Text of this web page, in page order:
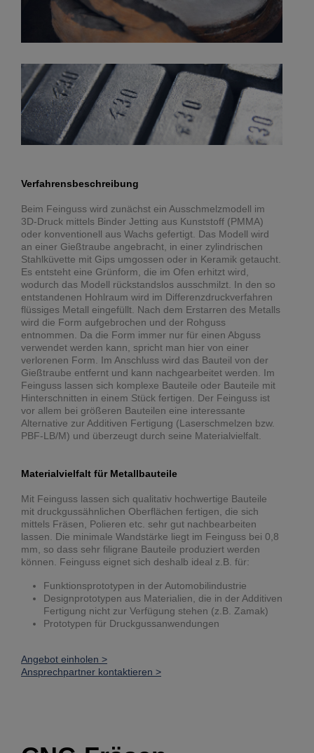
Verfahrensbeschreibung
Beim Feinguss wird zunächst ein Ausschmelzmodell im
3D-Druck mittels Binder Jetting aus Kunststoff (PMMA)
oder konventionell aus Wachs gefertigt. Das Modell wird
an einer Gießtraube angebracht, in einer zylindrischen
Stahlküvette mit Gips umgossen oder in Keramik getaucht.
Es entsteht eine Grünform, die im Ofen erhitzt wird,
wodurch das Modell rückstandslos ausschmilzt. In den so
entstandenen Hohlraum wird im Differenzdruckverfahren
flüssiges Metall eingefüllt. Nach dem Erstarren des Metalls
wird die Form aufgebrochen und der Rohguss
entnommen. Da die Form immer nur für einen Abguss
verwendet werden kann, spricht man hier von einer
verlorenen Form. Im Anschluss wird das Bauteil von der
Gießtraube entfernt und kann nachgearbeitet werden. Im
Feinguss lassen sich komplexe Bauteile oder Bauteile mit
Hinterschnitten in einem Stück fertigen. Der Feinguss ist
vor allem bei größeren Bauteilen eine interessante
Alternative zur Additiven Fertigung (Laserschmelzen bzw.
PBF-LB/M) und überzeugt durch seine Materialvielfalt.
Materialvielfalt für Metallbauteile
Mit Feinguss lassen sich qualitativ hochwertige Bauteile
mit druckgussähnlichen Oberflächen fertigen, die sich
mittels Fräsen, Polieren etc. sehr gut nachbearbeiten
lassen. Die minimale Wandstärke liegt im Feinguss bei 0,8
mm, so dass sehr filigrane Bauteile produziert werden
können. Feinguss eignet sich deshalb ideal z.B. für:
Funktionsprototypen in der Automobilindustrie
Designprototypen aus Materialien, die in der Additiven
Fertigung nicht zur Verfügung stehen (z.B. Zamak)
Prototypen für Druckgussanwendungen
Angebot einholen >
Ansprechpartner kontaktieren >